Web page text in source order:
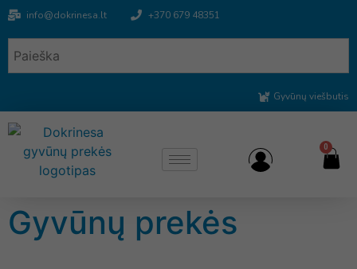
info@dokrinesa.lt +370 679 48351
Gyvūnų viešbutis
0
Gyvūnų prekės